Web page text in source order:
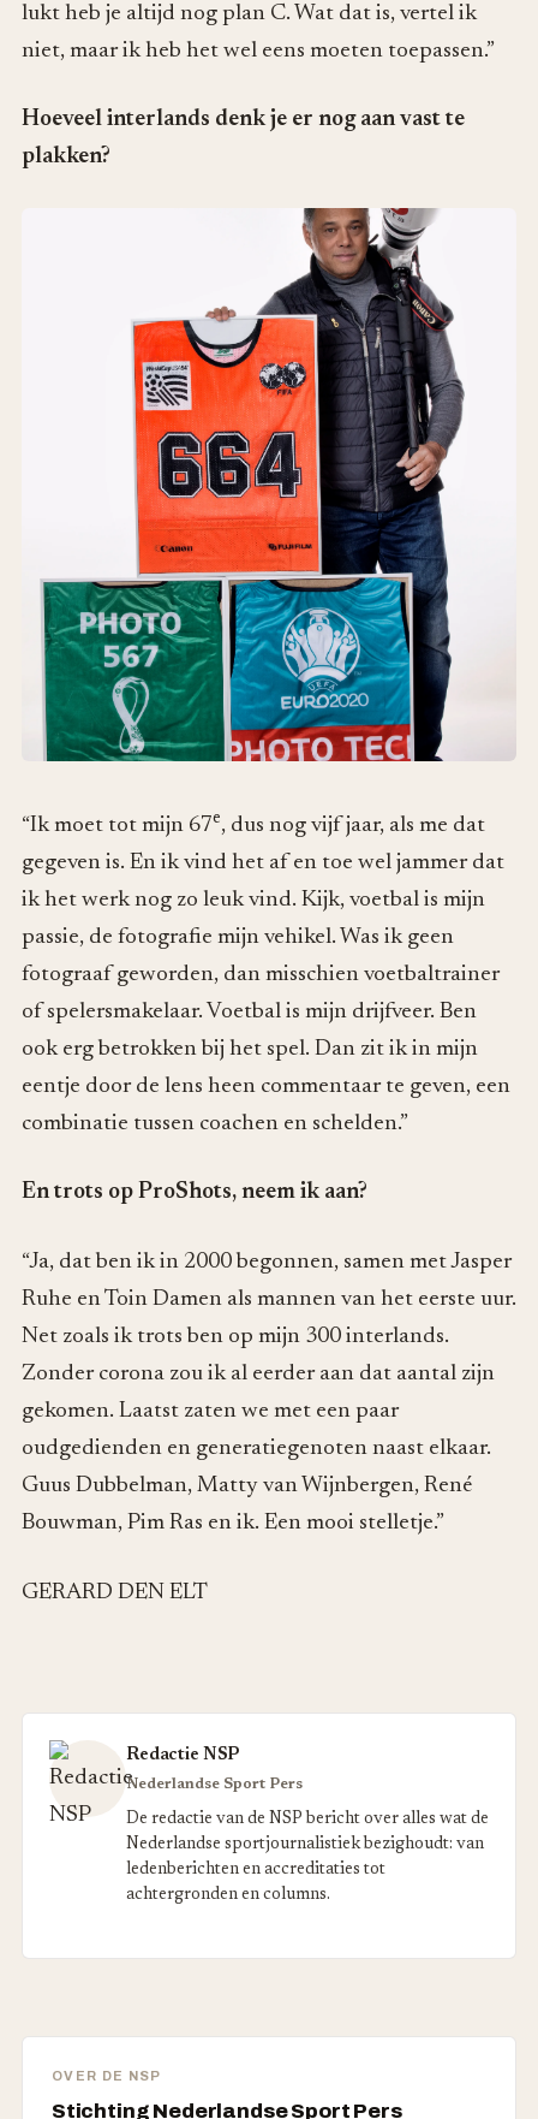
lukt heb je altijd nog plan C. Wat dat is, vertel ik
niet, maar ik heb het wel eens moeten toepassen.”
Hoeveel interlands denk je er nog aan vast te
plakken?
“Ik moet tot mijn 67e, dus nog vijf jaar, als me dat
gegeven is. En ik vind het af en toe wel jammer dat
ik het werk nog zo leuk vind. Kijk, voetbal is mijn
passie, de fotografie mijn vehikel. Was ik geen
fotograaf geworden, dan misschien voetbaltrainer
of spelersmakelaar. Voetbal is mijn drijfveer. Ben
ook erg betrokken bij het spel. Dan zit ik in mijn
eentje door de lens heen commentaar te geven, een
combinatie tussen coachen en schelden.”
En trots op ProShots, neem ik aan?
“Ja, dat ben ik in 2000 begonnen, samen met Jasper
Ruhe en Toin Damen als mannen van het eerste uur.
Net zoals ik trots ben op mijn 300 interlands.
Zonder corona zou ik al eerder aan dat aantal zijn
gekomen. Laatst zaten we met een paar
oudgedienden en generatiegenoten naast elkaar.
Guus Dubbelman, Matty van Wijnbergen, René
Bouwman, Pim Ras en ik. Een mooi stelletje.”
GERARD DEN ELT
Redactie NSP
Nederlandse Sport Pers
De redactie van de NSP bericht over alles wat de
Nederlandse sportjournalistiek bezighoudt: van
ledenberichten en accreditaties tot
achtergronden en columns.
OVER DE NSP
Stichting Nederlandse Sport Pers